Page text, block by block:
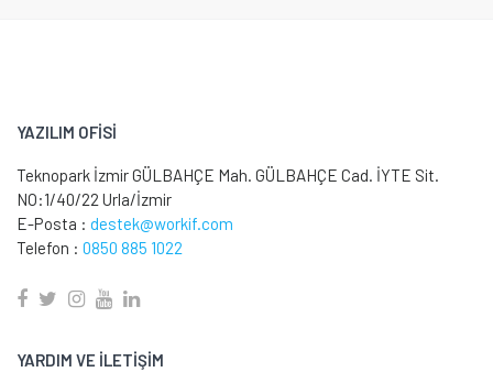
YAZILIM OFİSİ
Teknopark İzmir GÜLBAHÇE Mah. GÜLBAHÇE Cad. İYTE Sit.
NO:1/40/22 Urla/İzmir
E-Posta : destek@workif.com
Telefon : 0850 885 1022
YARDIM VE İLETİŞİM